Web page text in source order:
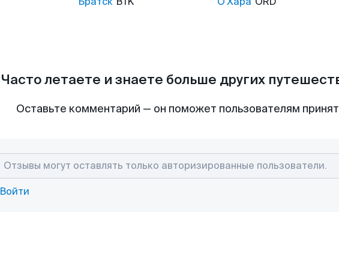
Часто летаете и знаете больше других
Оставьте комментарий — он поможет пользователям
Войти